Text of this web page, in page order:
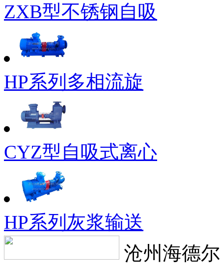
ZXB型不锈钢自吸
HP系列多相流旋
CYZ型自吸式离心
HP系列灰浆输送
沧州海德